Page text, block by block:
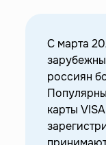
России в
—Сервисы
—Сервисы с
Законно
—Доступные
С марта
россиян
карты